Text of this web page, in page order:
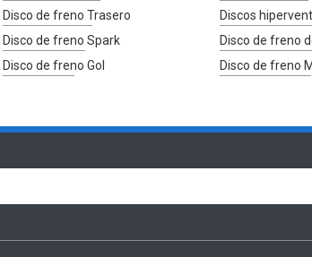
Disco de freno Trasero Discos
Disco de freno Spark Disco de freno
Disco de freno Gol Disco de freno